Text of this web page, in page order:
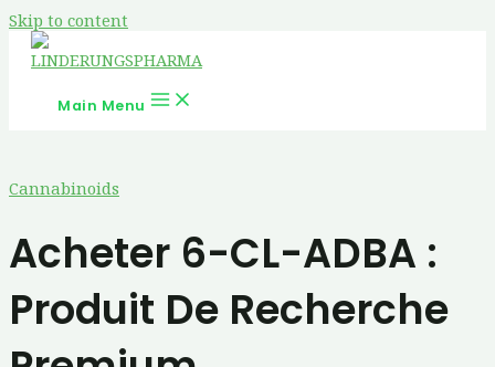
Skip to content
Main Menu
Cannabinoids
Acheter 6-CL-ADBA :
Produit De Recherche